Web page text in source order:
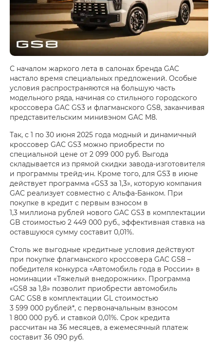
С началом жаркого лета в салонах бренда GAC
настало время специальных предложений. Особые
условия распространяются на большую часть
модельного ряда, начиная со стильного городского
кроссовера GAC GS3 и флагманского GS8, заканчивая
представительским минивэном GAC M8.
Так, с 1 по 30 июня 2025 года модный и динамичный
кроссовер GAC GS3 можно приобрести по
специальной цене от 2 099 000 руб. Выгода
складывается из прямой скидки завода-изготовителя
и программы трейд-ин. Кроме того, для GS3 в июне
действует программа «GS3 за 1,3», которую компания
GAC реализует совместно с Альфа-Банком. При
покупке в кредит с первым взносом в
1,3 миллиона рублей нового GAC GS3 в комплектации
GB стоимостью 2 449 000 руб., эффективная ставка на
оставшуюся сумму составит 0,01%.
Столь же выгодные кредитные условия действуют
при покупке флагманского кроссовера GAC GS8 –
победителя конкурса «Автомобиль года в России» в
номинации «Тяжелый внедорожник». Программа
«GS8 за 1,8» позволит приобрести автомобиль
GAC GS8 в комплектации GL стоимостью
3 599 000 рублей*, с первоначальным взносом
1 800 000 руб. и ставкой 0,01%. Срок кредита
рассчитан на 36 месяцев, а ежемесячный платеж
составит 36 090 руб.